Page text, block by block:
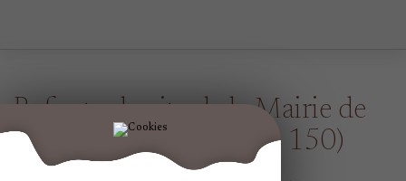
Refonte du site de la Mairie de
Ploeuc-L'hermitage (22 150)